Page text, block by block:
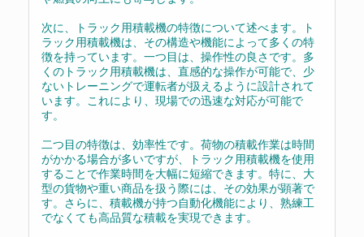
次に、トラック用積載機の特徴について述べます。ト
ラック用積載機は、その構造や機能によって多くの特
徴を持っています。一つ目は、操作性の良さです。多
くのトラック用積載機は、直感的な操作が可能で、少
ないトレーニングで運転者が扱えるように設計されて
います。これにより、現場での迅速な対応が可能で
す。
二つ目の特徴は、効率性です。荷物の積載作業は時間
がかかる場合が多いですが、トラック用積載機を使用
することで作業時間を大幅に短縮できます。特に、大
型の貨物や重い商品を扱う際には、その効果が顕著で
す。さらに、積載機が持つ自動化機能により、熟練工
でなくても高品質な積載を実現できます。